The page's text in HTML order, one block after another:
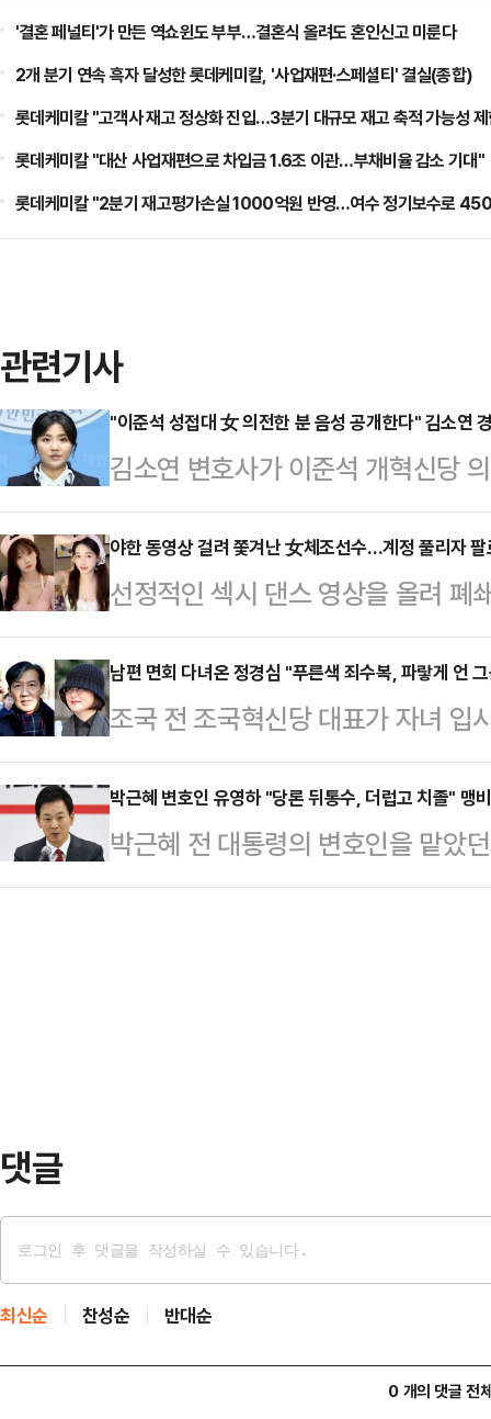
'결혼 페널티'가 만든 역쇼윈도 부부…결혼식 올려도 혼인신고 미룬다
2개 분기 연속 흑자 달성한 롯데케미칼, '사업재편·스페셜티' 결실(종합)
롯데케미칼 "고객사 재고 정상화 진입…3분기 대규모 재고 축적 가능성
롯데케미칼 "대산 사업재편으로 차입금 1.6조 이관…부채비율 감소 기대"
롯데케미칼 "2분기 재고평가손실 1000억원 반영…여수 정기보수로
관련기사
"이준석 성접대 女 의전한 분 음성 공개한다" 김소연
김소연 변호사가 이준석 개혁신당
공개하겠다고 밝혀 파문이 일고 있
해 "준석아 잘났다. 네가 최고 존엄
"시알리스 2알 먹고 성 상납 받은
대표. 아주 그냥 네 X 최고 굵다"고
전 치료제 중 하나다.그러면서 "다
한 분의 음성을 공개하겠다. 안 되
윤 대…
야한 동영상 걸려 쫓겨난 女체조선수…계정 풀리자
선정적인 섹시 댄스 영상을 올려 폐
(SNS) 계정이 복원된 지 단 하루
(현지 시각) 홍콩 사우스차이나모
선수권 대회에 중국 체조대표팀 자
승한 전적이 있는 우 리우팡(30)
다.그는 2012년 올림픽 선발전에
전할 수 없게 됐다. 이후 갑작스럽
후 우는 2…
남편 면회 다녀온 정경심 "푸른색 죄수복, 파랗게 언
조국 전 조국혁신당 대표가 자녀 입
서울구치소에 수감된 후 그의 부인
다.16일 정 전 교수는 자신의 사회
서울구치소로 들어가는 모습과 그
통해 공개했다.정 전 교수는 "가장
박근혜 변호인 유영하 "당론 뒤통수, 더럽고 치졸" 맹
박근혜 전 대통령의 변호인을 맡았
대통령 탄핵소추안이 국회에서 가
댓글
최신순 찬성순 반대순
0 개의 댓글 전